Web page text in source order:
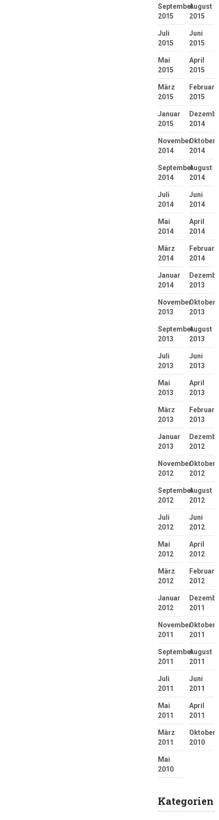
September
2015
August
2015
Juli
2015
Juni
2015
Mai
2015
April
2015
März
2015
Februar
2015
Januar
2015
2014
November
2014
Oktober
2014
September
2014
August
2014
Juli
2014
Juni
2014
Mai
2014
April
2014
März
2014
Februar
2014
Januar
2014
2013
November
2013
Oktober
2013
September
2013
August
2013
Juli
2013
Juni
2013
Mai
2013
April
2013
März
2013
Februar
2013
Januar
2013
2012
November
2012
Oktober
2012
September
2012
August
2012
Juli
2012
Juni
2012
Mai
2012
April
2012
März
2012
Februar
2012
Januar
2012
2011
November
2011
Oktober
2011
September
2011
August
2011
Juli
2011
Juni
2011
Mai
2011
April
2011
März
2011
Oktober
2010
Mai
2010
Kategorien